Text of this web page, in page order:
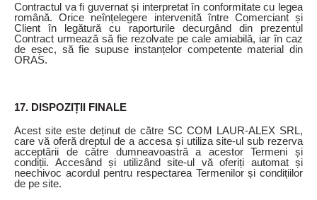
Contractul va fi guvernat și interpretat în conformitate cu legea
română. Orice neînțelegere intervenită între Comerciant și
Client în legătură cu raporturile decurgând din prezentul
Contract urmează să fie rezolvate pe cale amiabilă, iar în caz
de eșec, să fie supuse instanțelor competente material din
ORAS.
17. DISPOZIȚII FINALE
Acest site este deținut de către SC COM LAUR-ALEX SRL,
care vă oferă dreptul de a accesa și utiliza site-ul sub rezerva
acceptării de către dumneavoastră a acestor Termeni și
condiții. Accesând și utilizând site-ul vă oferiți automat și
neechivoc acordul pentru respectarea Termenilor și condițiilor
de pe site.